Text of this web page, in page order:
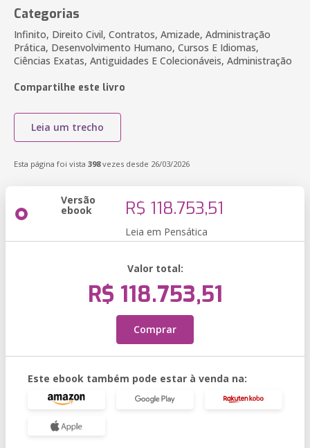
Categorias
Infinito, Direito Civil, Contratos, Amizade, Administração
Prática, Desenvolvimento Humano, Cursos E Idiomas,
Ciências Exatas, Antiguidades E Colecionáveis, Administração
Compartilhe este livro
Leia um trecho
Esta página foi vista 398vezes desde 26/03/2026
Versão
ebook R$ 118.753,51
Leia em Pensática
Valor total:
R$ 118.753,51
Comprar
Este ebook também pode estar à venda na: